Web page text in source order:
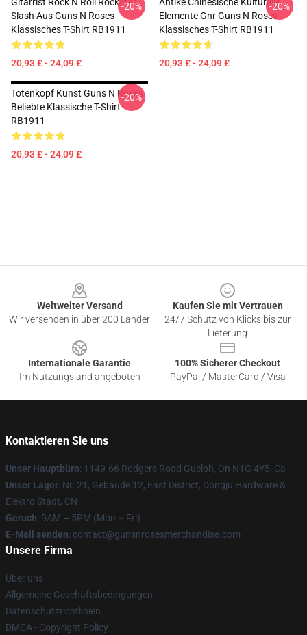
Slash Aus Guns N Roses
Klassisches T-Shirt RB1911
20,93 £ - 24,09 £
-20%
Elemente Gnr Guns N Roses
Klassisches T-Shirt RB1911
20,93 £ - 24,09 £
-20%
Totenkopf Kunst Guns N Roses
Beliebte Klassische T-Shirt
RB1911
20,93 £ - 24,09 £
-20%
Weltweiter Versand
Wir versenden in über 200 Länder
Kaufen Sie mit Vertrauen
24/7 Schutz von Klicks bis zur
Lieferung
Internationale Garantie
Im Nutzungsland angeboten
100% Sicherer Checkout
PayPal / MasterCard / Visa
Kontaktieren Sie uns
Unser Hauptbüro: 1149-66 Rodgers Road Guelph, On N1G 4Y5, Ca
Unser Lager: Nr. 21, Gebäude 12, East District, Dongju Hardware &
Elektro Stadt, CN
Geruch: 9AM – 5PM (Mon – Fri)
E-Mail senden: contact@gunsnrosesmerchandise.com
Unsere Firma
Über uns
Allgemeine Geschäftsbedingungen
Datenschutzrichtlinien
DMCA - Copyright Policy